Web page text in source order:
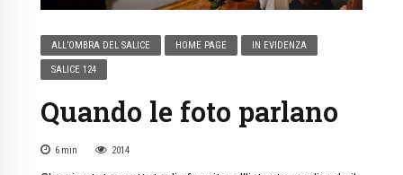
ALL’OMBRA DEL SALICE HOME PAGE IN EVIDENZA
SALICE 124
Quando le foto parlano
6 min 2014